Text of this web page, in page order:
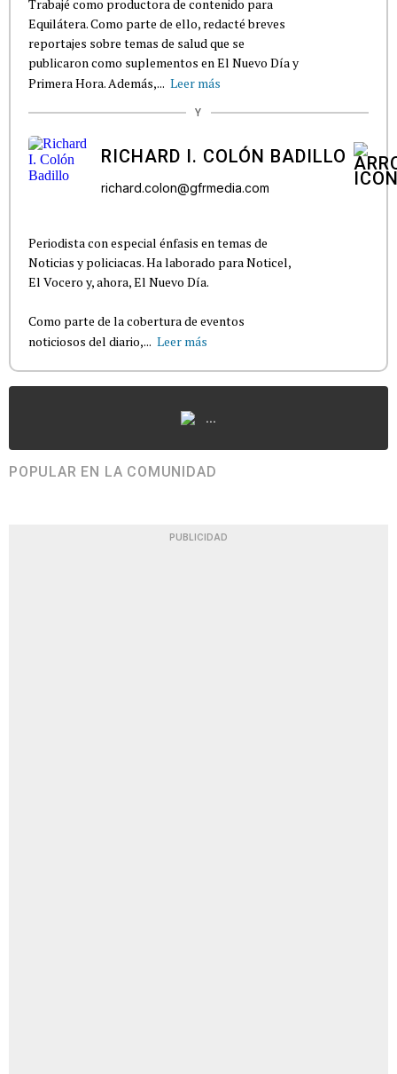
Trabajé como productora de contenido para
Equilátera. Como parte de ello, redacté breves
reportajes sobre temas de salud que se
publicaron como suplementos en El Nuevo Día y
Primera Hora. Además,... Leer más
Y
RICHARD I. COLÓN BADILLO
richard.colon@gfrmedia.com
Periodista con especial énfasis en temas de
Noticias y policiacas. Ha laborado para Noticel,
El Vocero y, ahora, El Nuevo Día.
Como parte de la cobertura de eventos
noticiosos del diario,... Leer más
...
POPULAR EN LA COMUNIDAD
PUBLICIDAD